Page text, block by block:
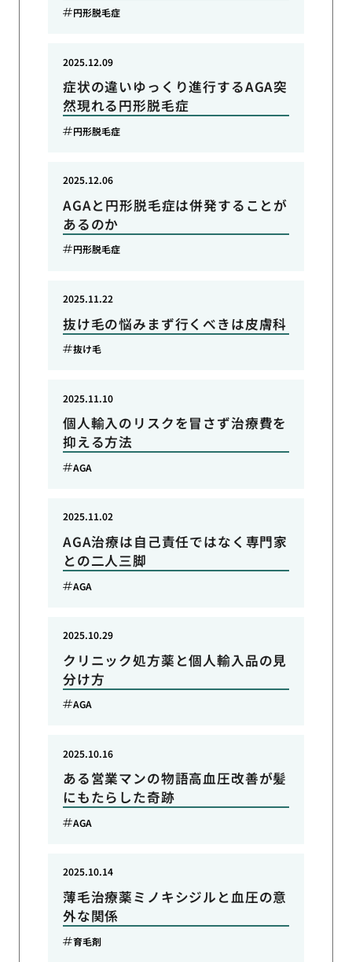
円形脱毛症
症状の違いゆっくり進行するAGA突
然現れる円形脱毛症
2025.12.09
円形脱毛症
AGAと円形脱毛症は併発することが
あるのか
2025.12.06
円形脱毛症
抜け毛の悩みまず行くべきは皮膚科
2025.11.22
抜け毛
個人輸入のリスクを冒さず治療費を
抑える方法
2025.11.10
AGA
AGA治療は自己責任ではなく専門家
との二人三脚
2025.11.02
AGA
クリニック処方薬と個人輸入品の見
分け方
2025.10.29
AGA
ある営業マンの物語高血圧改善が髪
にもたらした奇跡
2025.10.16
AGA
薄毛治療薬ミノキシジルと血圧の意
外な関係
2025.10.14
育毛剤